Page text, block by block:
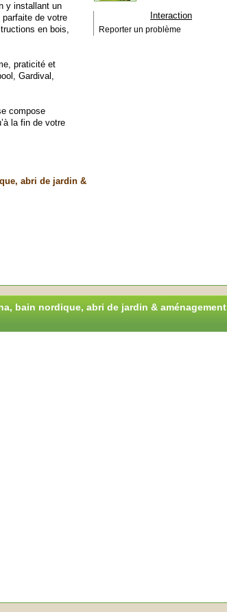
y installant un
parfaite de votre
en bois,
praticité et
Gardival,
compose
la fin de votre
abri de jardin &
Interaction
Reporter un problème
bain nordique, abri de jardin & aménagement